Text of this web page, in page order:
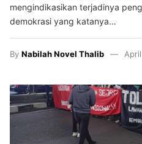
mengindikasikan terjadinya
demokrasi yang katanya…
By Nabilah Novel Thalib